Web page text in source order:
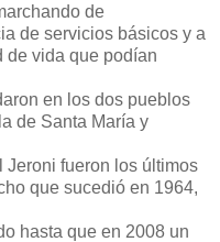
de
de servicios básicos y a
de vida que podían
en los dos pueblos
de Santa María y
fueron los últimos
que sucedió en 1964,
hasta que en 2008 un